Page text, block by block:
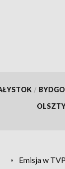
/
Emisja w TVP